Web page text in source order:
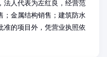
法人代表为左红良，经营范
；金属结构销售；建筑防水
准的项目外，凭营业执照依